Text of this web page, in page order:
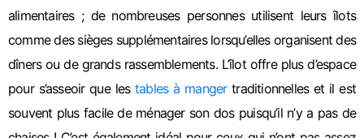
alimentaires ; de nombreuses personnes utilisent leurs îlots
comme des sièges supplémentaires lorsqu’elles organisent des
dîners ou de grands rassemblements. L’îlot offre plus d’espace
pour s’asseoir que lestables à mangertraditionnelles et il est
souvent plus facile de ménager son dos puisqu’il n’y a pas de